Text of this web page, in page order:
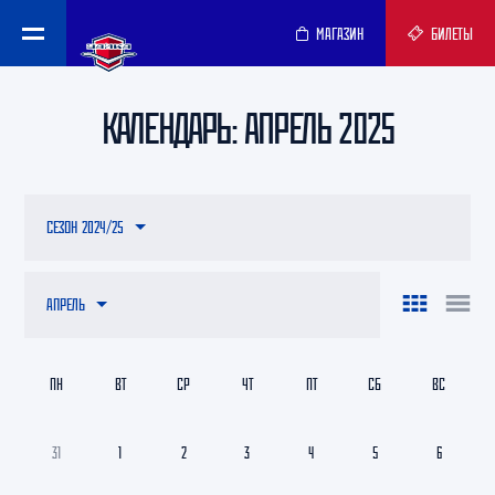
МАГАЗИН БИЛЕТЫ
КАЛЕНДАРЬ: АПРЕЛЬ 2025
АПРЕЛЬ
СЕЗОН 2024/25
31 1 2 3 4 5 6
ПН ВТ СР ЧТ ПТ СБ ВС